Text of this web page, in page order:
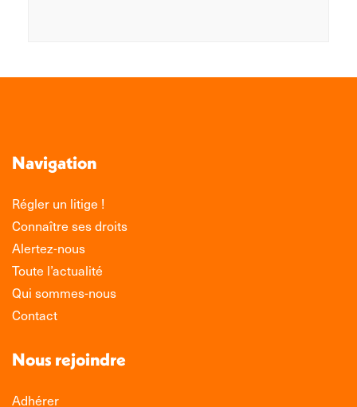
Navigation
Régler un litige !
Connaître ses droits
Alertez-nous
Toute l’actualité
Qui sommes-nous
Contact
Nous rejoindre
Adhérer